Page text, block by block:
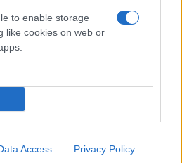
to enable storage
like cookies on web or
Access Privacy Policy